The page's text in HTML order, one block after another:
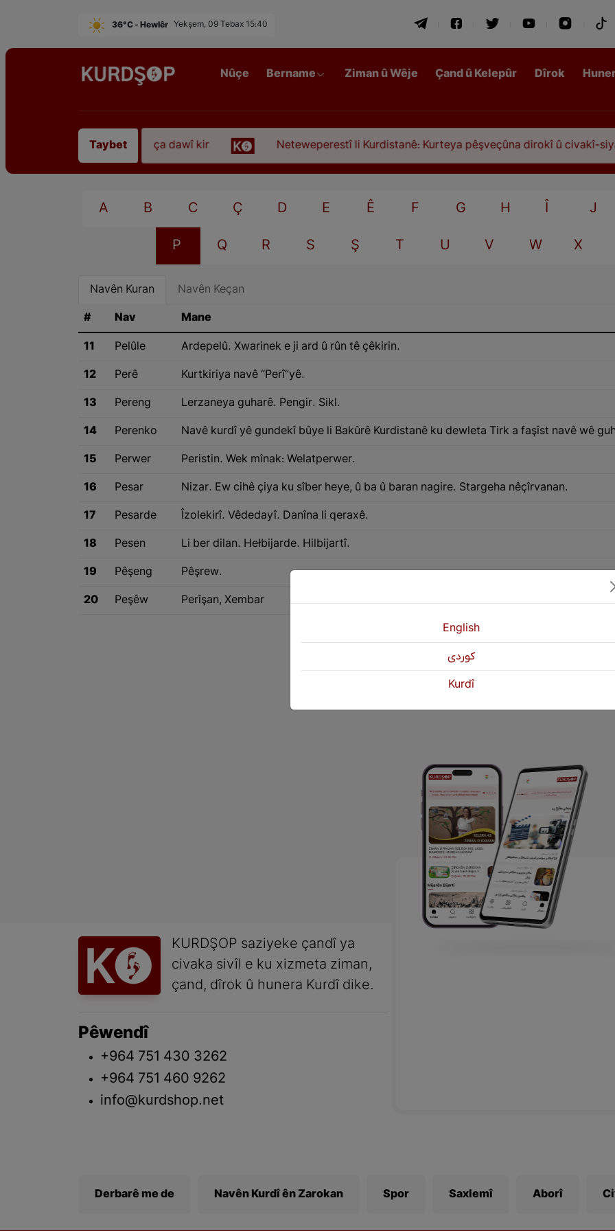
36°C - Hewlêr Yekşem, 09 Tebax 15:40
Nûçe Bername Ziman û Wêje Çand û Kelepûr Dîrok
Taybet
“Qadirê Sofyanî” koça dawî kir Neteweperestî li Kurdistanê: Kurteya pêşveçûna dirokî û civakî-siyasî
A B C Ç D E Ê F G H Î J
P Q R S Ş T U V W X
Navên Kuran Navên Keçan
# Nav Mane
11 Pelûle Ardepelû. Xwarinek e ji ard û rûn tê çêkirin.
12 Perê Kurtkiriya navê “Perî”yê.
13 Pereng Lerzaneya guharê. Pengir. Sikl.
14 Perenko Navê kurdî yê gundekî bûye li Bakûrê Kurdistanê ku dewleta Tirk a faşîst navê wê
15 Perwer Peristin. Wek mînak: Welatperwer.
16 Pesar Nizar. Ew cihê çiya ku sîber heye, û ba û baran nagire. Stargeha nêçîrvanan.
17 Pesarde Îzolekirî. Vêdedayî. Danîna li qeraxê.
18 Pesen Li ber dilan. Hełbijarde. Hilbijartî.
19 Pêşeng Pêşrew.
20 Peşêw Perîşan, Xembar
2
KURDŞOP saziyeke çandî ya
civaka sivîl e ku xizmeta ziman,
çand, dîrok û hunera Kurdî dike.
Pêwendî
+964 751 430 3262
+964 751 460 9262
info@kurdshop.net
Derbarê me de Navên Kurdî ên Zarokan Spor Saxlemî Aborî
English
كوردی
Kurdî